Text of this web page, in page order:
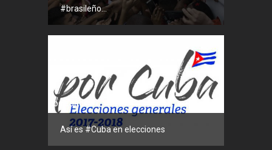
#brasileño...
Sociedad
Así es #Cuba en elecciones